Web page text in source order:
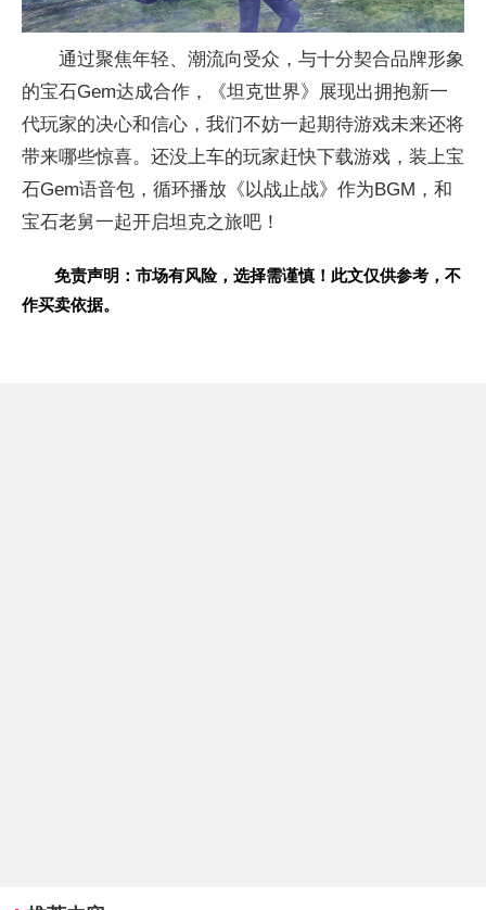
通过聚焦年轻、潮流向受众，与十分契合品牌形象
的宝石Gem达成合作，《坦克世界》展现出拥抱新一
代玩家的决心和信心，我们不妨一起期待游戏未来还将
带来哪些惊喜。还没上车的玩家赶快下载游戏，装上宝
石Gem语音包，循环播放《以战止战》作为BGM，和
宝石老舅一起开启坦克之旅吧！
免责声明：市场有风险，选择需谨慎！此文仅供参考，不
作买卖依据。